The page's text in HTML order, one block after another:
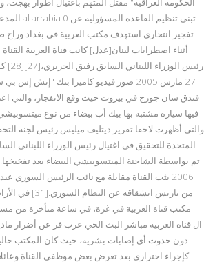
أثناء اضطرابات لبنان[عدل] كانت قناة العربية
رئيس
27 مارس 2005 صور فيديو كاميرا بنك
والتي أظهرت لاحقا تقرير ديتليف ميليس رئيس لجنة
المتحدة للتحقيق في اغتيال رئيس الوزراء اللبناني
2006 بثت القناة مقابلة مع نائب الرئيس السوري
من باريس
دون حدوث أي إصابات بشرية، حيث كان المكتب
كإجراء احترازي بعد تعرض بعض موظفي القناة